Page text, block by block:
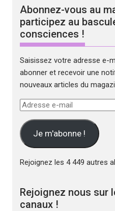
Abonnez-vous au
participez au
consciences !
Saisissez votre adresse e-
abonner et recevoir une
nouveaux articles du
Adresse
mail Je m'abonne !
Rejoignez les 4 449 autres
Rejoignez nous sur
canaux !